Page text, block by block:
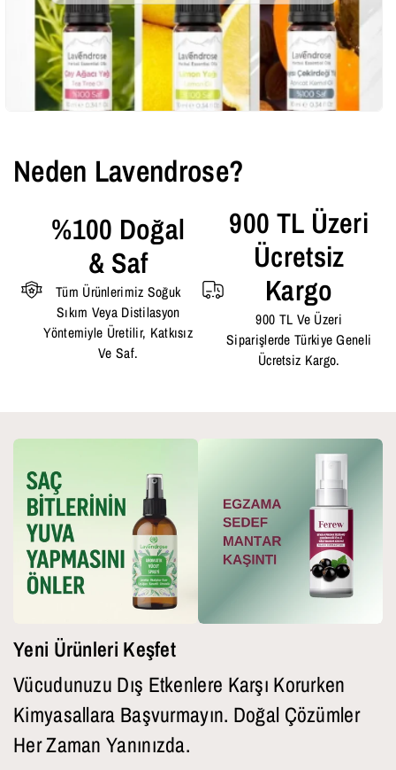
Neden Lavendrose?
%100 Doğal
& Saf
Tüm Ürünlerimiz Soğuk
Sıkım Veya Distilasyon
Yöntemiyle Üretilir, Katkısız
Ve Saf.
900 TL Üzeri
Ücretsiz
Kargo
900 TL Ve Üzeri
Siparişlerde Türkiye Geneli
Ücretsiz Kargo.
Yeni Ürünleri Keşfet
Vücudunuzu Dış Etkenlere Karşı Korurken
Kimyasallara Başvurmayın. Doğal Çözümler
Her Zaman Yanınızda.